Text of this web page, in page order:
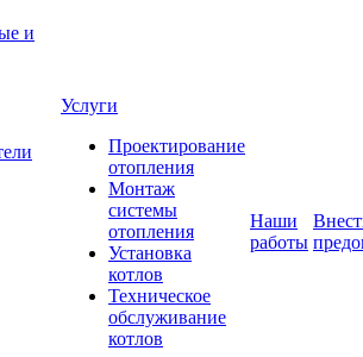
и
Услуги
Проектирование
отопления
Монтаж
системы
отопления
Установка
котлов
Техническое
обслуживание
котлов
Наши
работы